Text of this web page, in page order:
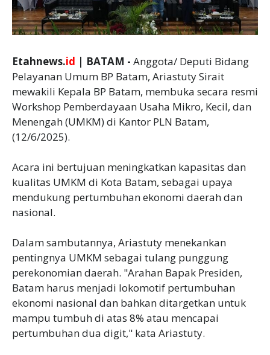
Etahnews.id | BATAM - Anggota/ Deputi Bidang
Pelayanan Umum BP Batam, Ariastuty Sirait
mewakili Kepala BP Batam, membuka secara resmi
Workshop Pemberdayaan Usaha Mikro, Kecil, dan
Menengah (UMKM) di Kantor PLN Batam,
(12/6/2025).
Acara ini bertujuan meningkatkan kapasitas dan
kualitas UMKM di Kota Batam, sebagai upaya
mendukung pertumbuhan ekonomi daerah dan
nasional.
Dalam sambutannya, Ariastuty menekankan
pentingnya UMKM sebagai tulang punggung
perekonomian daerah. "Arahan Bapak Presiden,
Batam harus menjadi lokomotif pertumbuhan
ekonomi nasional dan bahkan ditargetkan untuk
mampu tumbuh di atas 8% atau mencapai
pertumbuhan dua digit," kata Ariastuty.